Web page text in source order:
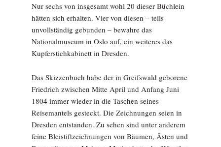
Nur sechs von insgesamt wohl 20 dieser Büchlein
hätten sich erhalten. Vier von diesen – teils
unvollständig gebunden – bewahre das
Nationalmuseum in Oslo auf, ein weiteres das
Kupferstichkabinett in Dresden.
Das Skizzenbuch habe der in Greifswald geborene
Friedrich zwischen Mitte April und Anfang Juni
1804 immer wieder in die Taschen seines
Reisemantels gesteckt. Die Zeichnungen seien in
Dresden entstanden. Zu sehen sind unter anderem
feine Bleistiftzeichnungen von Bäumen, Ästen und